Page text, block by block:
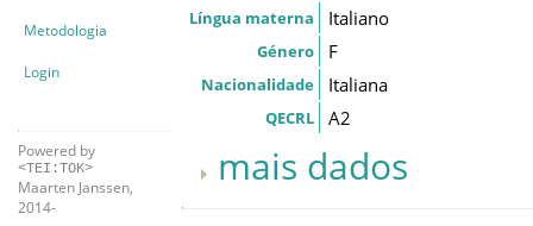
Metodologia
Login
Powered by
<TEI:TOK>
Maarten Janssen,
2014-
Língua materna Italiano
Género F
Nacionalidade Italiana
QECRL A2
mais dados